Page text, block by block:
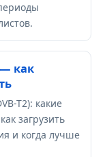
— как
T2): какие
загрузить
и когда лучше